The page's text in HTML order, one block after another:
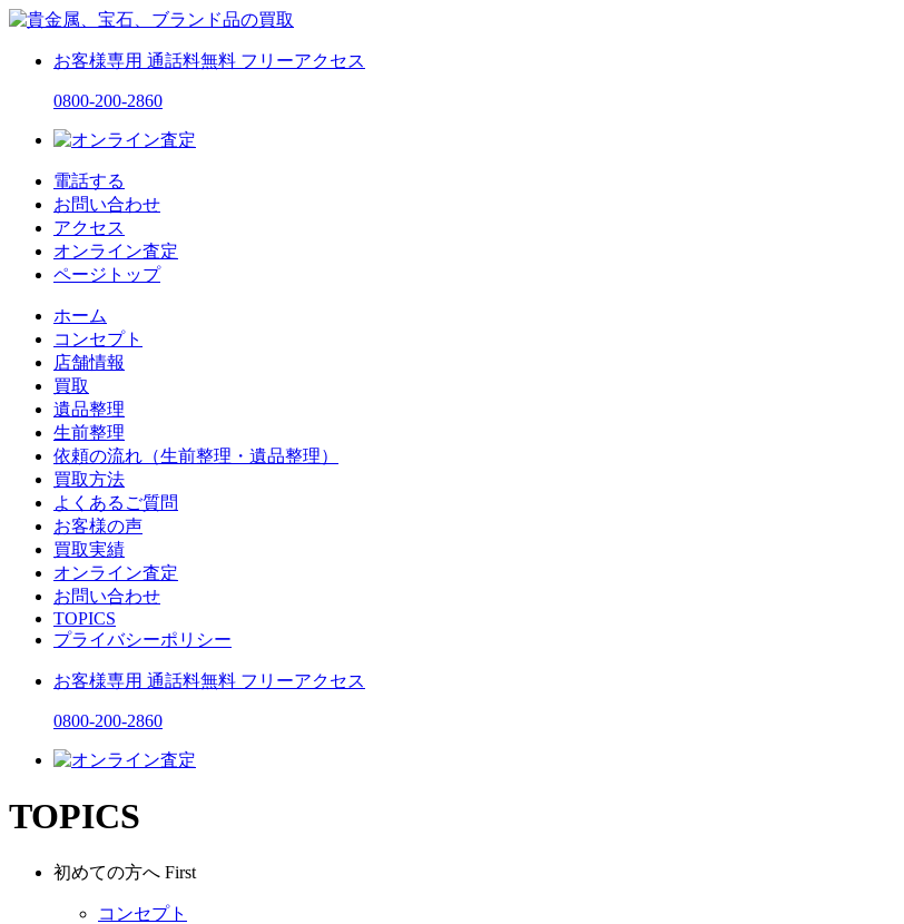
お客様専用 通話料無料 フリーアクセス
0800-200-2860
電話する
お問い合わせ
アクセス
オンライン査定
ページトップ
ホーム
コンセプト
店舗情報
買取
遺品整理
生前整理
依頼の流れ（生前整理・遺品整理）
買取方法
よくあるご質問
お客様の声
買取実績
オンライン査定
お問い合わせ
TOPICS
プライバシーポリシー
お客様専用 通話料無料 フリーアクセス
0800-200-2860
TOPICS
初めての方へ First
コンセプト